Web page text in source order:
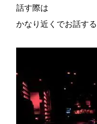
話す際は
かなり近くでお話す